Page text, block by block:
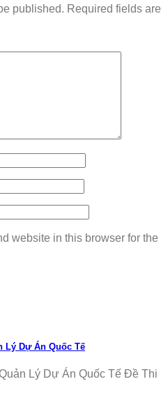
published. Required fields are
website in this browser for the
Lý Dự Án Quốc Tế
Lý Dự Án Quốc Tế Đề Thi